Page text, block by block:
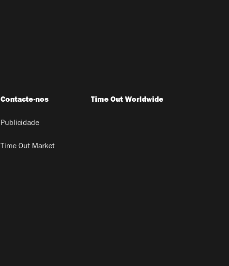
Contacte-nos
Publicidade
Time Out Market
Time Out Worldwide